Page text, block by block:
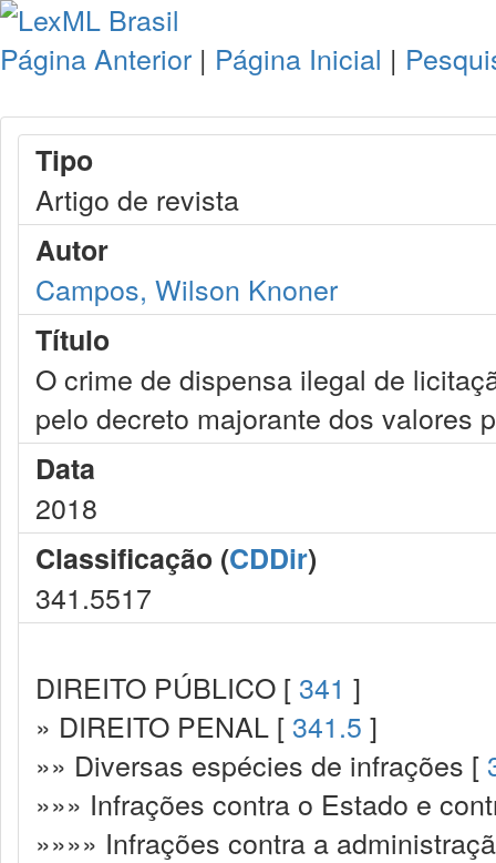
Página Anterior | Página Inicial |
Tipo
Artigo de revista
Autor
Campos, Wilson Knoner
Título
O crime de dispensa ilegal de
pelo decreto majorante dos valores
Data
2018
Classificação (CDDir)
341.5517
DIREITO PÚBLICO [ 341 ]
» DIREITO PENAL [ 341.5 ]
»» Diversas espécies de infrações [
»»» Infrações contra o Estado e
»»»» Infrações contra a